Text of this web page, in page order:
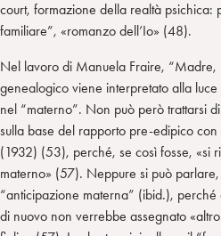
court, formazione della realtà psichica:
familiare”, «romanzo dell’Io» (48).
Nel lavoro di Manuela Fraire, “Madre,
genealogico viene interpretato alla
nel “materno”. Non può però trattarsi
sulla base del rapporto pre-edipico
(1932) (53), perché, se così fosse, «si
materno» (57). Neppure si può
“anticipazione materna” (ibid.),
di nuovo non verrebbe assegnato